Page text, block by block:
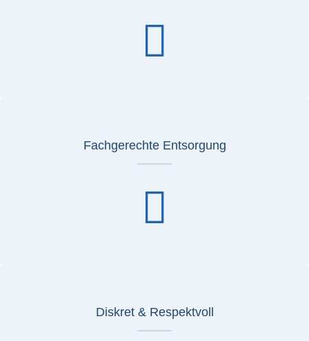
Fachgerechte Entsorgung
Diskret & Respektvoll